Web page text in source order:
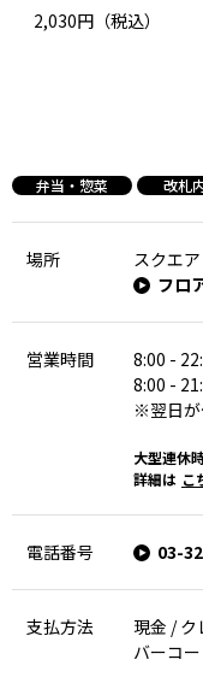
2,030円（税込）
弁当・惣菜 改札
場所
スクエ
フロ
営業時間
8:00 -
8:00 -
※翌日が
大型連休
詳細は こ
電話番号 03-
支払方法
現金 /
バーコ